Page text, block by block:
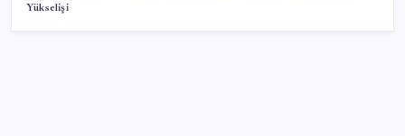
Yükselişi